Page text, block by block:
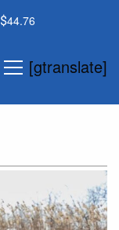
44.76
[gtranslate]